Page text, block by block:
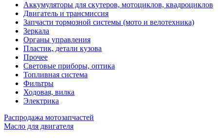
Аккумуляторы для скутеров, мотоциклов, квадроциклов
Двигатель и трансмиссия
Запчасти тормозной системы (мото и велотехника)
Зеркала
Органы управления
Пластик, детали кузова
Прочее
Световые приборы, оптика
Топливная система
Фильтры
Ходовая, вилка
Электрика
Распродажа мотозапчастей
Масло для двигателя